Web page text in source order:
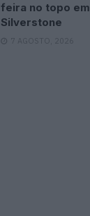
feira no topo em
Silverstone
7 AGOSTO, 2026